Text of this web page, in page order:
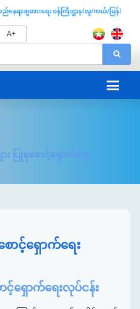
A+
း ပြုစုစောင့်ရှောက်ရေး
ောင့်ရှောက်ရေး
င့်ရှောက်ရေးလုပ်ငန်း